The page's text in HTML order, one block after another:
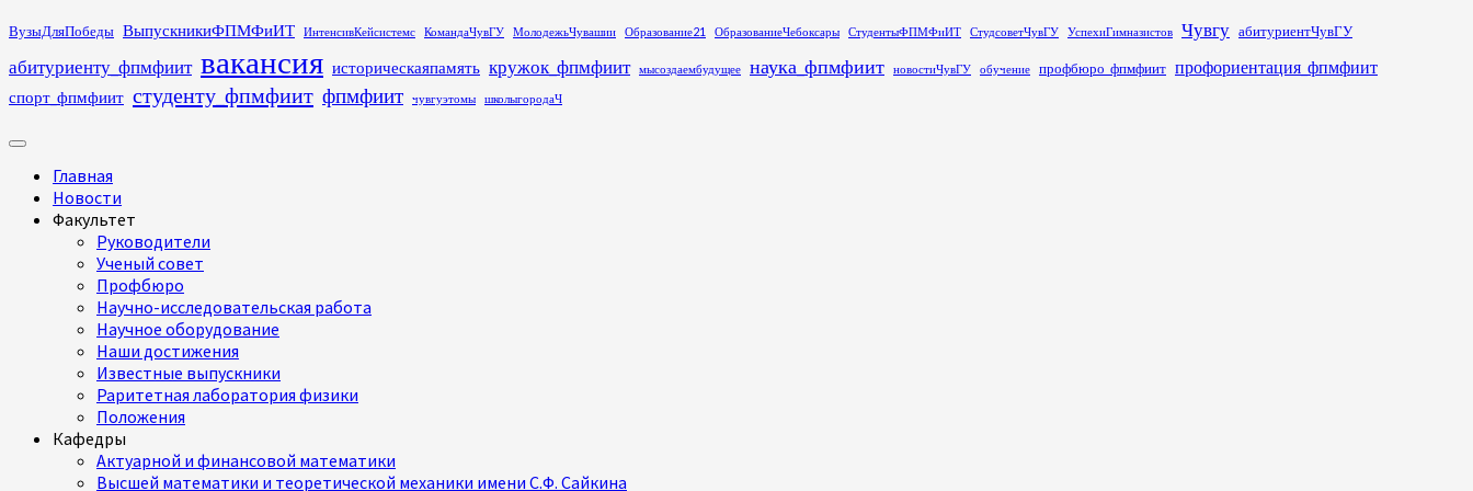
Перейти
содержимому
ВузыДляПобеды ВыпускникиФПМФиИТ ИнтенсивКейсистемс КомандаЧувГУ МолодежьЧувашии Образование21 ОбразованиеЧебоксары СтудентыФПМФиИТ СтудсоветЧувГУ УспехиГимназистов Чувгу абитуриентЧувГУ
абитуриенту_фпмфиит вакансия историческаяпамять кружок_фпмфиит мысоздаембудущее наука_фпмфиит новостиЧувГУ обучение профбюро_фпмфиит профориентация_фпмфиит
спорт_фпмфиит студенту_фпмфиит фпмфиит чувгуэтомы школыгородаЧ
Основное
Главная
Новости
Факультет
Руководители
Ученый совет
Профбюро
Научно-исследовательская работа
Научное оборудование
Наши достижения
Известные выпускники
Раритетная лаборатория физики
Положения
Кафедры
Актуарной и финансовой математики
Высшей математики и теоретической механики имени С.Ф. Сайкина